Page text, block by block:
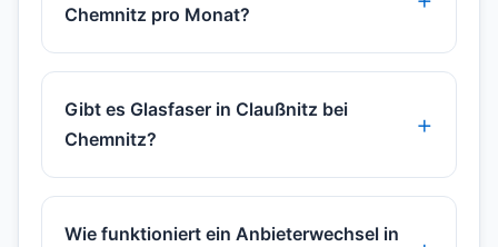
Chemnitz pro Monat?
Gibt es Glasfaser in Claußnitz bei
Chemnitz?
Wie funktioniert ein Anbieterwechsel in